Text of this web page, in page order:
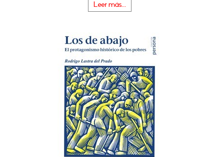
Leer más...